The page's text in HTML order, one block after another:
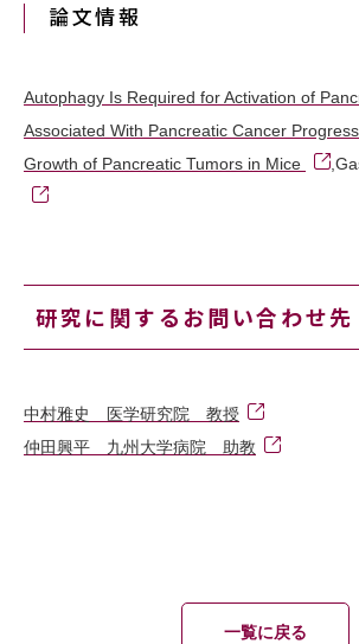
論文情報
Autophagy Is Required for Activation of
Associated With Pancreatic Cancer
Growth of Pancreatic Tumors in Mice
研究に関するお問い合わせ先
中村雅史 医学研究院 教授
仲田興平 九州大学病院 助教
一覧に戻る